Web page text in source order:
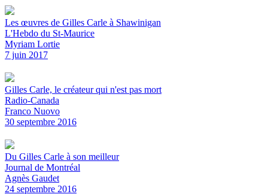
Les œuvres de Gilles Carle à Shawinigan
L'Hebdo du St-Maurice
Myriam Lortie
7 juin 2017
Gilles Carle, le créateur qui n'est pas mort
Radio-Canada
Franco Nuovo
30 septembre 2016
Du Gilles Carle à son meilleur
Journal de Montréal
Agnès Gaudet
24 septembre 2016